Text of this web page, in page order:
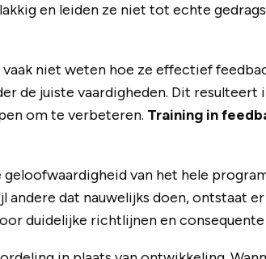
en leiden ze niet tot echte
niet weten hoe ze effectief
de juiste vaardigheden. Dit resulteert
om te verbeteren. Training in
van het hele
dat nauwelijks doen, ontstaat
duidelijke richtlijnen en